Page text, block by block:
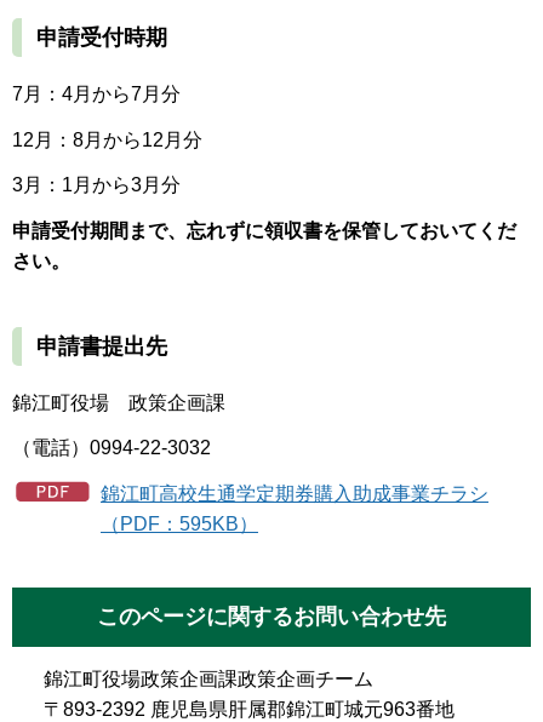
申請受付時期
7月：4月から7月分
12月：8月から12月分
3月：1月から3月分
申請受付期間まで、忘れずに領収書を保管しておいてくだ
さい。
申請書提出先
錦江町役場 政策企画課
（電話）0994-22-3032
錦江町高校生通学定期券購入助成事業チラシ
（PDF：595KB）
このページに関するお問い合わせ先
錦江町役場政策企画課政策企画チーム
〒893-2392 鹿児島県肝属郡錦江町城元963番地